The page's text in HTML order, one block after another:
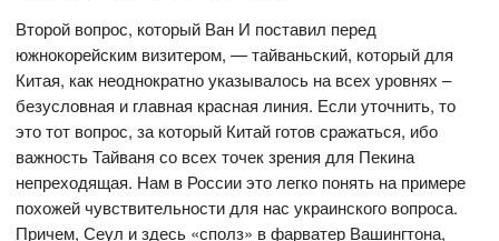
Второй вопрос, который Ван И поставил перед
южнокорейским визитером, — тайваньский, который для
Китая, как неоднократно указывалось на всех уровнях –
безусловная и главная красная линия. Если уточнить, то
это тот вопрос, за который Китай готов сражаться, ибо
важность Тайваня со всех точек зрения для Пекина
непреходящая. Нам в России это легко понять на примере
похожей чувствительности для нас украинского вопроса.
Причем, Сеул и здесь «сполз» в фарватер Вашингтона,